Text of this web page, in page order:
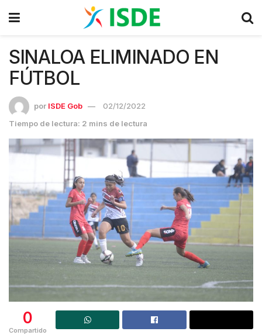
SINALOA ELIMINADO EN
FÚTBOL
por ISDE Gob
02/12/2022
Tiempo de lectura: 2 mins de lectura
0
Compartido